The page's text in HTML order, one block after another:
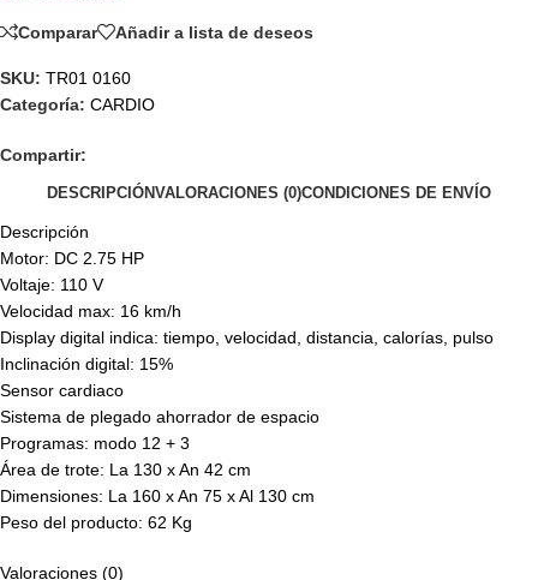
Comparar Añadir a lista de deseos
SKU: TR01 0160
Categoría: CARDIO
Compartir:
DESCRIPCIÓNVALORACIONES (0)CONDICIONES DE ENVÍO
Descripción
Motor: DC 2.75 HP
Voltaje: 110 V
Velocidad max: 16 km/h
Display digital indica: tiempo, velocidad, distancia, calorías, pulso
Inclinación digital: 15%
Sensor cardiaco
Sistema de plegado ahorrador de espacio
Programas: modo 12 + 3
Área de trote: La 130 x An 42 cm
Dimensiones: La 160 x An 75 x Al 130 cm
Peso del producto: 62 Kg
Valoraciones (0)